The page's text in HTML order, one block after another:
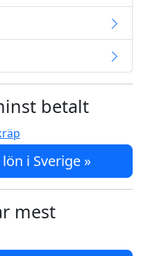
betalt
i Sverige »
mest